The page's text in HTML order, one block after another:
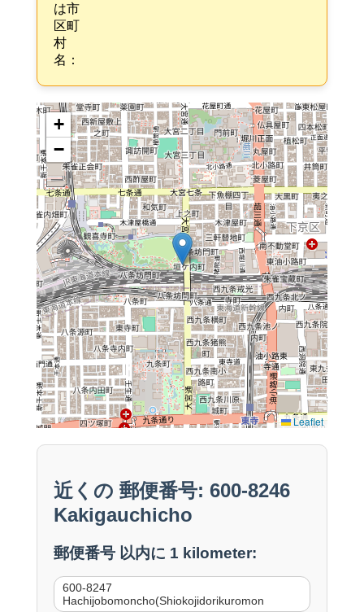
は市
区町
村
名：
+
−
Leaflet
近くの 郵便番号: 600-8246
Kakigauchicho
郵便番号 以内に 1 kilometer:
600-8247
Hachijobomoncho(Shiokojidorikuromon